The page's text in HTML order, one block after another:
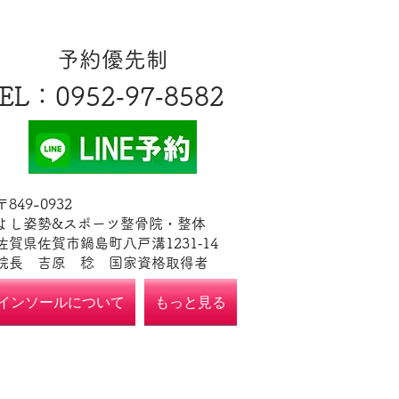
​予約優先制
​：0952‐97‐8582
849-0932
し姿勢&スポーツ整骨院・整体
賀県佐賀市鍋島町八戸溝1231‐14
長 吉原 稔​ 国家資格取得者
ンソールについて もっと見る